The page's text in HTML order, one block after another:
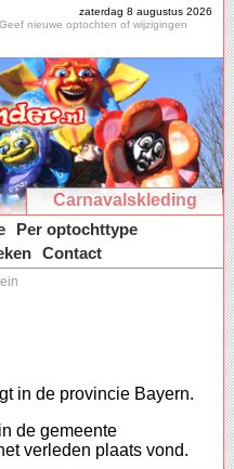
zaterdag 8 augustus 2026
nieuwe optochten of wijzigingen
Carnavalskleding
Per optochttype
Contact
in de provincie Bayern.
de gemeente
verleden plaats vond.